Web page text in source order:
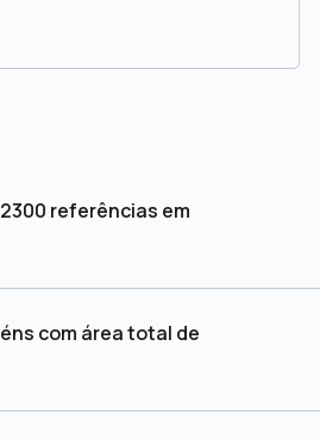
referências em
com área total de